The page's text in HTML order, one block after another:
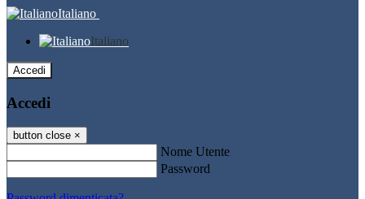
Italiano
Italiano
Accedi
Accedi
button close ×
Nome Utente
Password